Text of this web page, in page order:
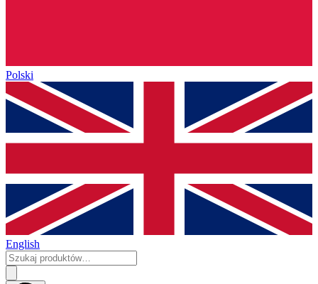
Polski
English